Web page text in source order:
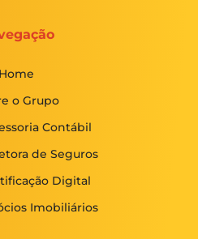
Home
o Grupo
Contábil
de Seguros
Digital
Imobiliários